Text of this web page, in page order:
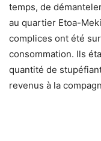
temps, de
au quartier Etoa-
complices ont été
consommation. Ils
quantité de
revenus à la